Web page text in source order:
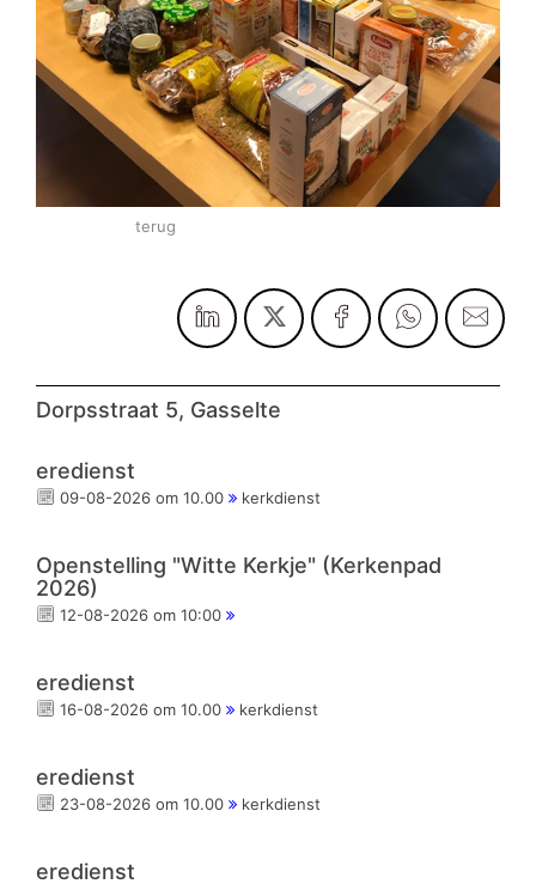
terug
Dorpsstraat 5, Gasselte
eredienst
09-08-2026 om 10.00 kerkdienst
Openstelling "Witte Kerkje" (Kerkenpad
2026)
12-08-2026 om 10:00
eredienst
16-08-2026 om 10.00 kerkdienst
eredienst
23-08-2026 om 10.00 kerkdienst
eredienst